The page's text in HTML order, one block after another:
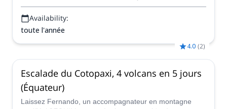
Availability:
toute l'année
4.0 (2)
Escalade du Cotopaxi, 4 volcans en 5 jours
(Équateur)
Laissez Fernando, un accompagnateur en montagne